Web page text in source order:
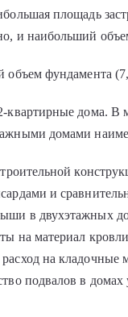
площадь
и наиболь­ший
объем фундамента
квартирные дома. В
домами
и
в двухэтажных
на материал
на кладочные
подвалов в